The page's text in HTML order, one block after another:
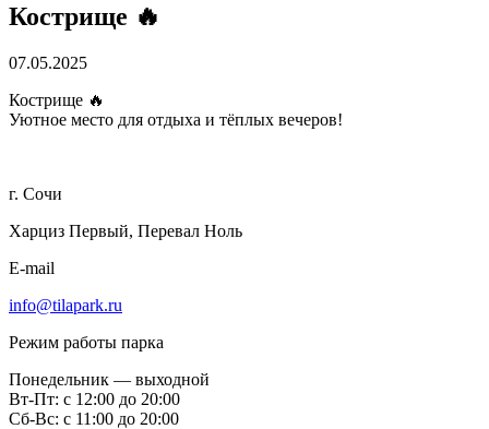
Кострище 🔥
07.05.2025
Кострище 🔥
Уютное место для отдыха и тёплых вечеров!
г. Сочи
Харциз Первый, Перевал Ноль
E-mail
info@tilapark.ru
Режим работы парка
Понедельник — выходной
Вт-Пт: с 12:00 до 20:00
Сб-Вс: с 11:00 до 20:00